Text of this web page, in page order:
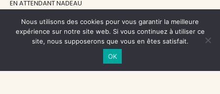
EN ATTENDANT NADEAU
NOS SOUTIENS
Nous utilisons des cookies pour vous garantir la meilleure
expérience sur notre site web. Si vous continuez à utiliser ce
site, nous supposerons que vous en êtes satisfait.
OK